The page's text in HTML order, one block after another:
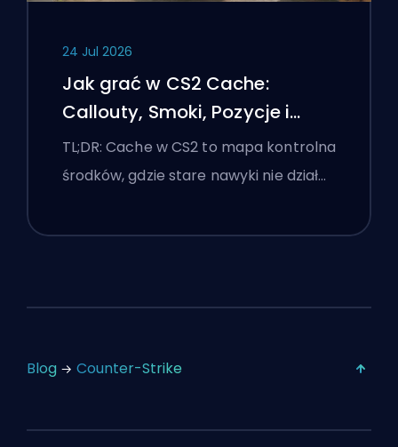
24 Jul 2026
Jak grać w CS2 Cache:
Callouty, Smoki, Pozycje i
Wskazówki Premier
TL;DR: Cache w CS2 to mapa kontrolna
środków, gdzie stare nawyki nie dział…
Blog Counter-Strike